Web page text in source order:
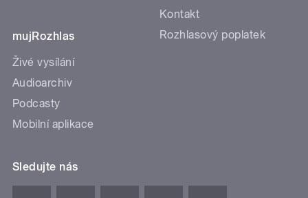
mujRozhlas
Živé vysílání
Audioarchiv
Podcasty
Mobilní aplikace
Kontakt
Rozhlasový poplatek
Sledujte nás